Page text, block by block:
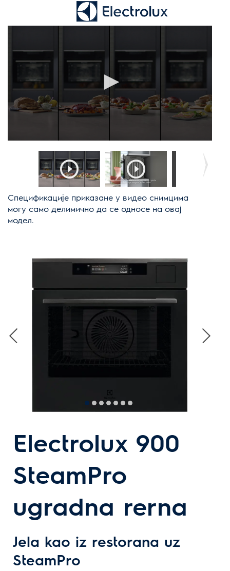
Спецификације приказане у видео снимцима
могу само делимично да се односе на овај
модел.
Electrolux 900
SteamPro
ugradna rerna
Jela kao iz restorana uz
SteamPro